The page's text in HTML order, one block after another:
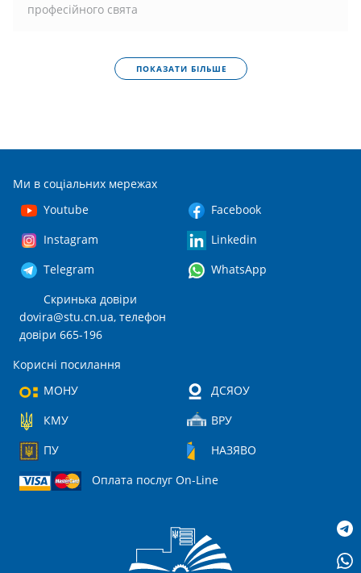
професійного свята
ПОКАЗАТИ БІЛЬШЕ
Ми в соціальних мережах
Youtube
Facebook
Instagram
Linkedin
Telegram
WhatsApp
Скринька довіри
dovira@stu.cn.ua, телефон
довіри 665-196
Корисні посилання
МОНУ
ДСЯОУ
КМУ
ВРУ
ПУ
НАЗЯВО
Оплата послуг On-Line